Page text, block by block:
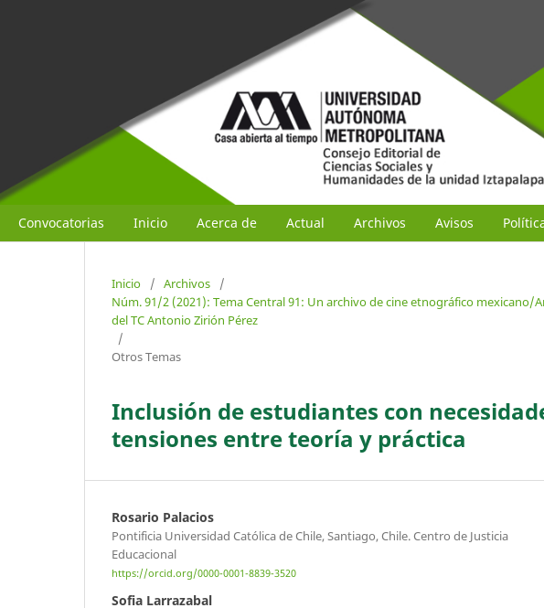
Convocatorias Inicio Acerca de Actual Archivos Avisos
Inicio / Archivos
/
Núm. 91/2 (2021): Tema Central 91: Un archivo de cine etnográfico
del TC Antonio Zirión Pérez
/
Otros Temas
Inclusión de estudiantes con
tensiones entre teoría y práctica
Rosario Palacios
Pontificia Universidad Católica de Chile, Santiago, Chile. Centro de Justicia
Educacional
https://orcid.org/0000-0001-8839-3520
Sofia Larrazabal